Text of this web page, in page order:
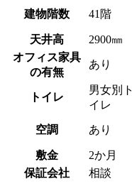
建物階数 41階
天井高 2900㎜
オフィス家具
の有無
あり
トイレ
男女別ト
イレ
空調 あり
敷金 2か月
保証会社
相談